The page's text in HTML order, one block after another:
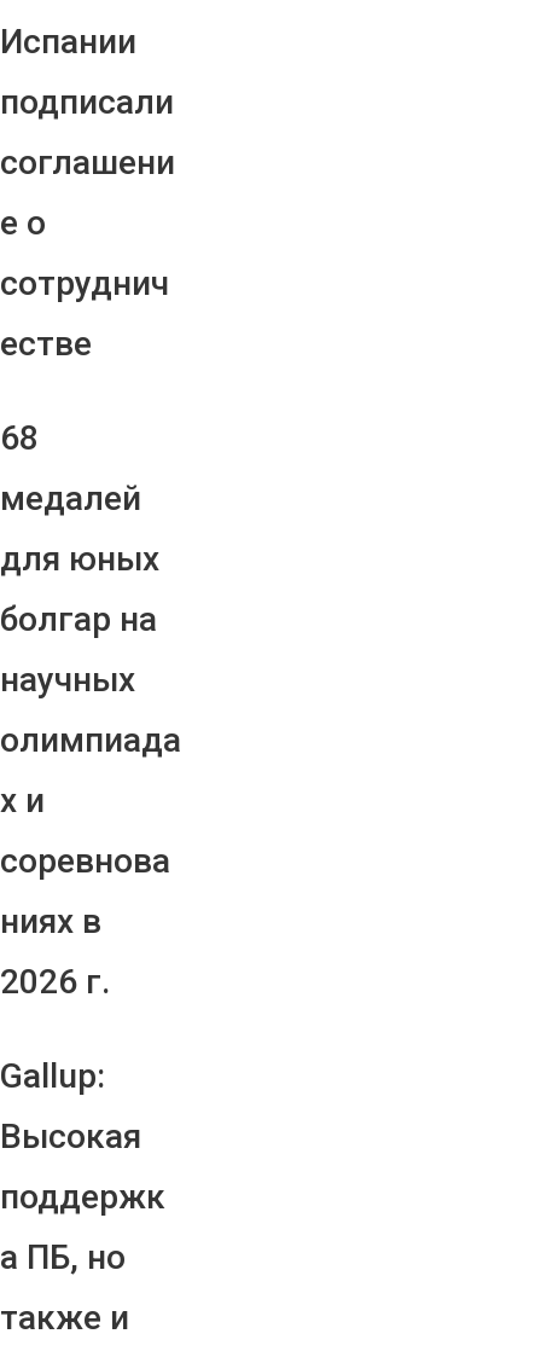
Испании
подписали
соглашени
е о
сотруднич
естве
68
медалей
для юных
болгар на
научных
олимпиада
х и
соревнова
ниях в
2026 г.
Gallup:
Высокая
поддержк
а ПБ, но
также и